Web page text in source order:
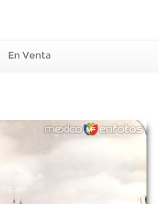
En Venta